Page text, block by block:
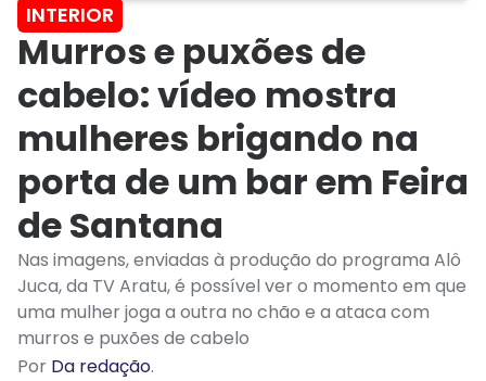
INTERIOR
Murros e puxões de
cabelo: vídeo mostra
mulheres brigando na
porta de um bar em Feira
de Santana
Nas imagens, enviadas à produção do programa Alô
Juca, da TV Aratu, é possível ver o momento em que
uma mulher joga a outra no chão e a ataca com
murros e puxões de cabelo
Por Da redação.